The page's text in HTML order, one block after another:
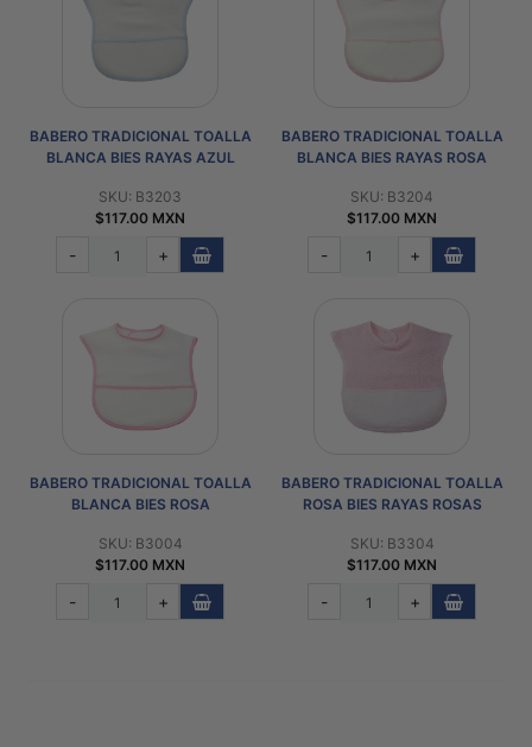
BABERO TRADICIONAL TOALLA
BLANCA BIES RAYAS AZUL
SKU: B3203
$117.00 MXN
- +
BABERO TRADICIONAL TOALLA
BLANCA BIES RAYAS ROSA
SKU: B3204
$117.00 MXN
- +
BABERO TRADICIONAL TOALLA
BLANCA BIES ROSA
SKU: B3004
$117.00 MXN
- +
BABERO TRADICIONAL TOALLA
ROSA BIES RAYAS ROSAS
SKU: B3304
$117.00 MXN
- +